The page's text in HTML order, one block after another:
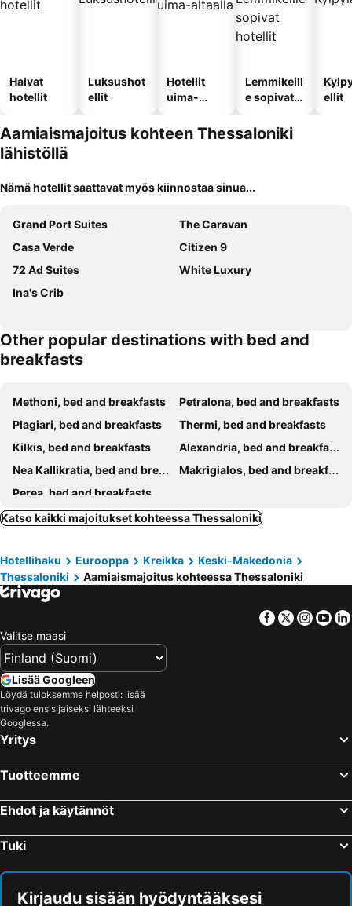
Halvat
hotellit
Luksushot
ellit
Hotellit
uima-
Lemmikeill
e sopivat
ellit
Aamiaismajoitus kohteen Thessaloniki
lähistöllä
Nämä hotellit saattavat myös kiinnostaa sinua...
Grand Port Suites
The Caravan
Casa Verde
Citizen 9
72 Ad Suites
White Luxury
Ina's Crib
Other popular destinations with bed and
breakfasts
Methoni, bed and breakfasts
Petralona, bed and breakfasts
Plagiari, bed and breakfasts
Thermi, bed and breakfasts
Kilkis, bed and breakfasts
Alexandria, bed and breakfasts
Nea Kallikratia, bed and breakfasts
Makrigialos, bed and breakfasts
Perea, bed and breakfasts
Katso kaikki majoitukset kohteessa Thessaloniki
Hotellihaku Eurooppa Kreikka
Keski-Makedonia
Thessaloniki
Aamiaismajoitus kohteessa Thessaloniki
Facebook
Twitter
Valitse maasi
Lisää Googleen
Löydä tuloksemme helposti: lisää
trivago ensisijaiseksi lähteeksi
Googlessa.
Yritys
Tuotteemme
Ehdot ja käytännöt
Tuki
Kirjaudu sisään hyödyntääksesi